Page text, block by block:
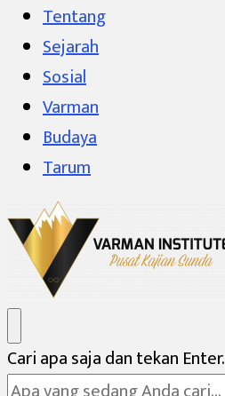
Tentang
Sejarah
Sosial
Varman
Budaya
Tarum
Varman Institute
Pusat Kajian Sunda
Mencari
Sesuatu?
Cari apa saja dan tekan Enter.